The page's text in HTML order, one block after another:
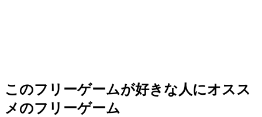
このフリーゲームが好きな人にオスス
メのフリーゲーム